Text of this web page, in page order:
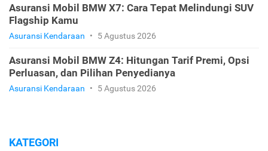
Asuransi Mobil BMW X7: Cara Tepat Melindungi SUV
Flagship Kamu
Asuransi Kendaraan • 5 Agustus 2026
Asuransi Mobil BMW Z4: Hitungan Tarif Premi, Opsi
Perluasan, dan Pilihan Penyedianya
Asuransi Kendaraan • 5 Agustus 2026
KATEGORI